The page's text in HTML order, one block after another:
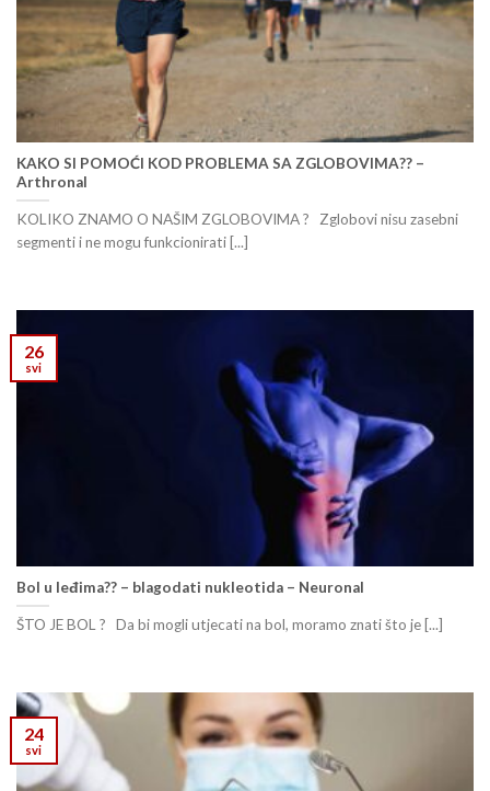
KAKO SI POMOĆI KOD PROBLEMA SA ZGLOBOVIMA?? –
Arthronal
KOLIKO ZNAMO O NAŠIM ZGLOBOVIMA ? Zglobovi nisu zasebni
segmenti i ne mogu funkcionirati [...]
Bol u leđima?? – blagodati nukleotida – Neuronal
ŠTO JE BOL ? Da bi mogli utjecati na bol, moramo znati što je [...]
26
svi
24
svi